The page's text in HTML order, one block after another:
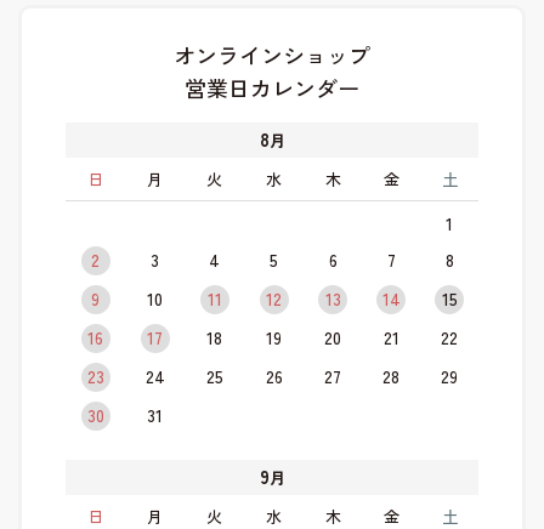
オンラインショップ
営業日カレンダー
8月
日
月 火 水 木 金 土
1
2
3 4 5 6 7
8
9
10 11 12 13 14
15
16
17 18 19 20 21
22
23
24 25 26 27 28
29
30
31
9月
日
月 火 水 木 金 土